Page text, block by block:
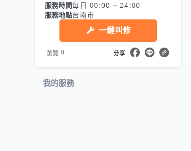
服務時間每日 00:00 ~ 24:00
服務地點台南市
一鍵叫修
瀏覽 0 分享
我的服務